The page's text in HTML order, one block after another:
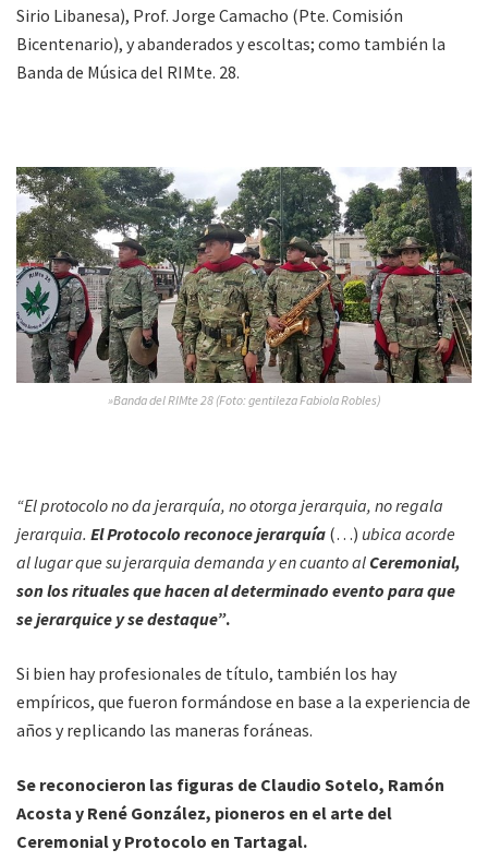
Sirio Libanesa), Prof. Jorge Camacho (Pte. Comisión
Bicentenario), y abanderados y escoltas; como también la
Banda de Música del RIMte. 28.
»Banda del RIMte 28 (Foto: gentileza Fabiola Robles)
“El protocolo no da jerarquía, no otorga jerarquia, no regala
jerarquia. El Protocolo reconoce jerarquía (…) ubica acorde
al lugar que su jerarquia demanda y en cuanto al Ceremonial,
son los rituales que hacen al determinado evento para que
se jerarquice y se destaque”.
Si bien hay profesionales de título, también los hay
empíricos, que fueron formándose en base a la experiencia de
años y replicando las maneras foráneas.
Se reconocieron las figuras de Claudio Sotelo, Ramón
Acosta y René González, pioneros en el arte del
Ceremonial y Protocolo en Tartagal.